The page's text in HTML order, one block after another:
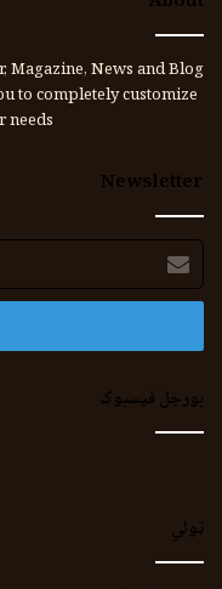
Magazine, News and Blog
to completely customize
Newsletter
برېښنالیک
پته
بورجل فیسبوک
ټولي